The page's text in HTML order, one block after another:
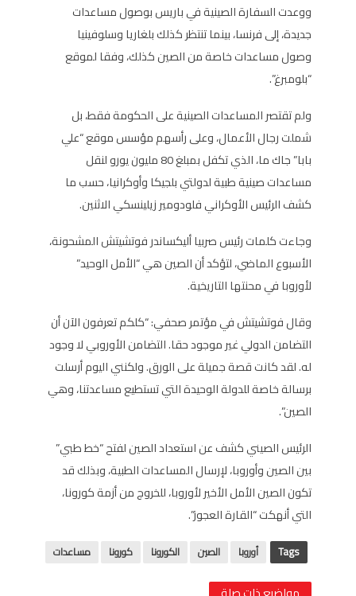
ووعدت السفارة الصينية في باريس بوصول مساعدات
جديدة، إلى فرنسا، بينما تنتظر كذلك بلغاريا وسلوفينيا
وصول مساعدات خاصة من الصين كذلك، وفقا لموقع
“بلومبرغ”.
ولم تقتصر المساعدات الصينية على الحكومة فقط، بل
شملت رجال الأعمال، وعلى رأسهم مؤسس موقع “علي
بابا” جاك ما، الذي تكفل بمبلغ 80 مليون يورو لنقل
مساعدات صينية طبية لدولتي بلجيكا وأوكرانيا، حسب ما
كشف الرئيس الأوكراني فلودومير زيلينسكي الاثنين.
وجاءت كلمات رئيس صربيا أليكساندر فوتشيتش المشحونة،
الأسبوع الماضي، لتؤكد أن الصين هي “الأمل الوحيد”
لأوروبا في محنتها التاريخية.
وقال فوتشيتش في مؤتمر صحفي: “كلكم تعرفون الآن أن
التضامن الدولي غير موجود حقا. التضامن الأوروبي لا وجود
له. لقد كانت قصة جميلة على الورق. ولكنني اليوم أرسلت
برسالة خاصة للدولة الوحيدة التي تستطيع مساعدتنا، وهي
الصين”.
الرئيس الصيني كشف عن استعداد الصين لفتح “خط طبي”
بين الصين وأوروبا، لإرسال المساعدات الطبية، وبذلك قد
تكون الصين الأمل الأخير لأوروبا، للخروج من أزمة كورونا،
التي أنهكت “القارة العجوز”.
Tags أوروبا الصين الكورونا كورونا مساعدات